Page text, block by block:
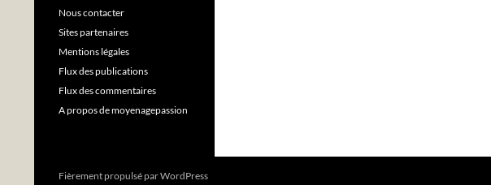
Nous contacter
Sites partenaires
Mentions légales
Flux des publications
Flux des commentaires
A propos de moyenagepassion
Fièrement propulsé par WordPress